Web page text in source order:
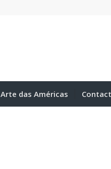
Arte das Américas